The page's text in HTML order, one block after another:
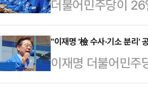
가해자에게 구상
청 관계자는 이…
조 제2항이 적용되
불가피할 것으로
다"고 강조했다.2
선거법 위반 혐의
을 한 뒤 "증거 인
더불어민주당이
임용을 가능케 하
선이 가까워진 만
나, 대선 이후 다시
다고 전망했다. 전
"이재명 '檢 수사·기소 분리'
이재명 더불어민주
으로 한 검찰개혁